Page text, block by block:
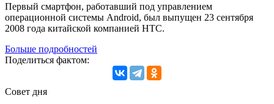
Первый смартфон, работавший под управлением
операционной системы Android, был выпущен 23 сентября
2008 года китайской компанией HTC.
Больше подробностей
Поделиться фактом:
Совет дня